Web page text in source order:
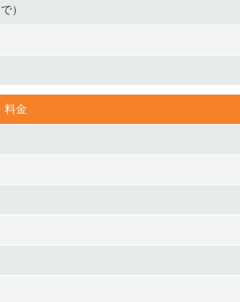
）
料金